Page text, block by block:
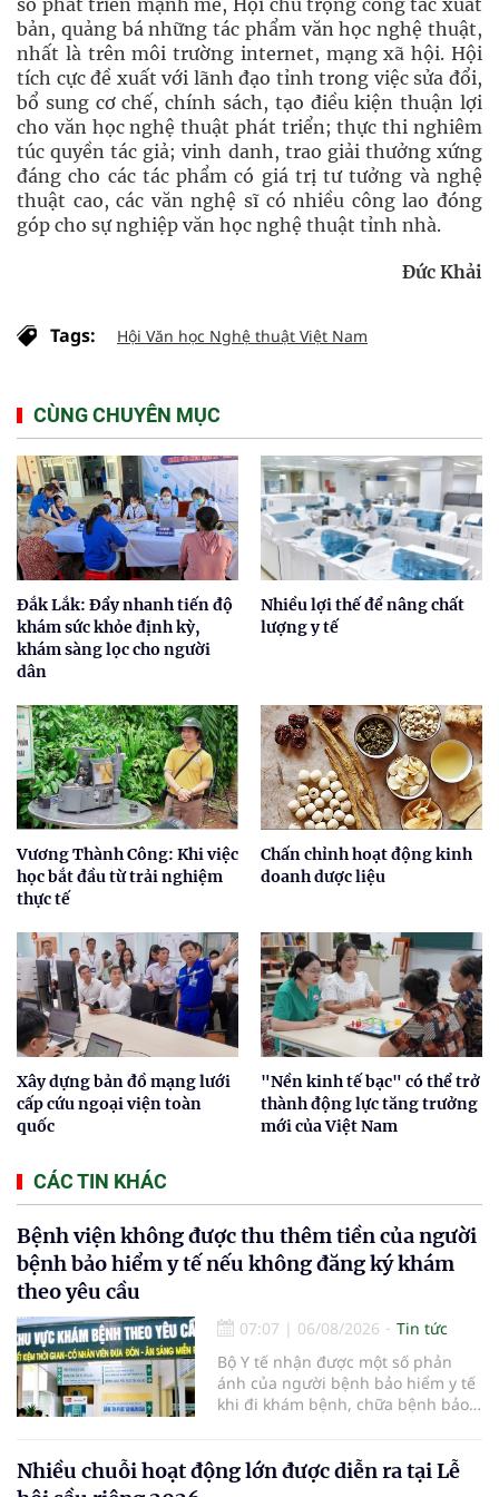
số phát triển mạnh mẽ, Hội chú trọng công tác xuất
bản, quảng bá những tác phẩm văn học nghệ thuật,
nhất là trên môi trường internet, mạng xã hội. Hội
tích cực đề xuất với lãnh đạo tỉnh trong việc sửa đổi,
bổ sung cơ chế, chính sách, tạo điều kiện thuận lợi
cho văn học nghệ thuật phát triển; thực thi nghiêm
túc quyền tác giả; vinh danh, trao giải thưởng xứng
đáng cho các tác phẩm có giá trị tư tưởng và nghệ
thuật cao, các văn nghệ sĩ có nhiều công lao đóng
góp cho sự nghiệp văn học nghệ thuật tỉnh nhà.
Đức Khải
Tags: Hội Văn học Nghệ thuật Việt Nam
CÙNG CHUYÊN MỤC
Đắk Lắk: Đẩy nhanh tiến độ
khám sức khỏe định kỳ,
khám sàng lọc cho người
dân
Nhiều lợi thế để nâng chất
lượng y tế
Vương Thành Công: Khi việc
học bắt đầu từ trải nghiệm
thực tế
Chấn chỉnh hoạt động kinh
doanh dược liệu
Xây dựng bản đồ mạng lưới
cấp cứu ngoại viện toàn
quốc
"Nền kinh tế bạc" có thể trở
thành động lực tăng trưởng
mới của Việt Nam
CÁC TIN KHÁC
Bệnh viện không được thu thêm tiền của người
bệnh bảo hiểm y tế nếu không đăng ký khám
theo yêu cầu
07:07 | 06/08/2026
Tin tức
Bộ Y tế nhận được một số phản
ánh của người bệnh bảo hiểm y tế
khi đi khám bệnh, chữa bệnh bảo
bệnh, chữa bệnh theo yêu cầu
nhưng vẫn phải nộp thêm các chi
Nhiều chuỗi hoạt động lớn được diễn ra tại Lễ